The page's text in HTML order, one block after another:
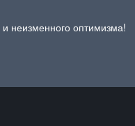
неизменного оптимизма!